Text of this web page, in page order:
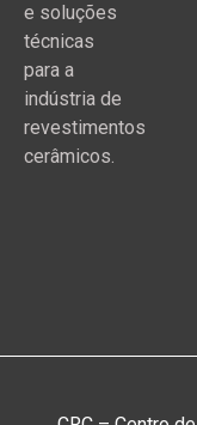
e soluções
técnicas
para a
indústria de
revestimentos
cerâmicos.